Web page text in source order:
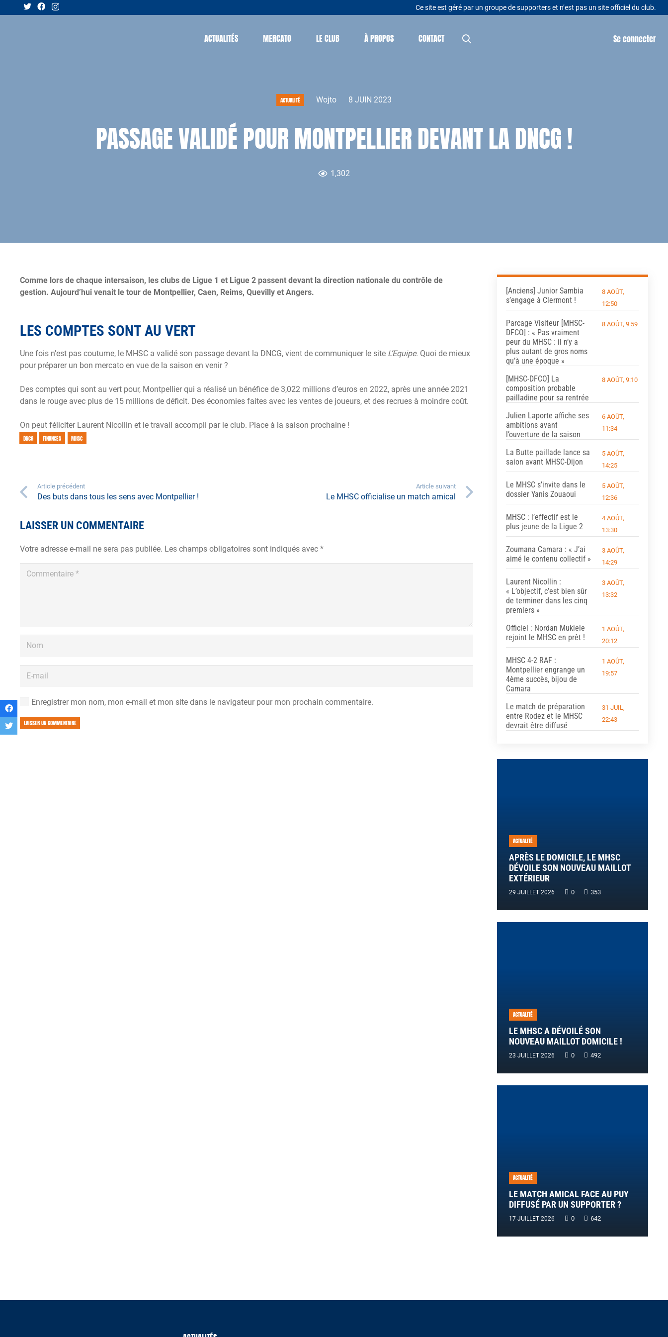
Ce site est géré par un groupe de supporters et n’est pas un site officiel du club.
ACTUALITÉS MERCATO LE CLUB À PROPOS CONTACT Se connecter
ACTUALITÉ Wojto 8 JUIN 2023
PASSAGE VALIDÉ POUR MONTPELLIER DEVANT LA DNCG !
1,302
Comme lors de chaque intersaison, les clubs de Ligue 1 et Ligue 2 passent devant la direction nationale du contrôle de
gestion. Aujourd’hui venait le tour de Montpellier, Caen, Reims, Quevilly et Angers.
LES COMPTES SONT AU VERT
Une fois n’est pas coutume, le MHSC a validé son passage devant la DNCG, vient de communiquer le site L’Equipe. Quoi de mieux
pour préparer un bon mercato en vue de la saison en venir ?
Des comptes qui sont au vert pour, Montpellier qui a réalisé un bénéfice de 3,022 millions d’euros en 2022, après une année 2021
dans le rouge avec plus de 15 millions de déficit. Des économies faites avec les ventes de joueurs, et des recrues à moindre coût.
On peut féliciter Laurent Nicollin et le travail accompli par le club. Place à la saison prochaine !
DNCG FINANCES MHSC
Article précédent
Des buts dans tous les sens avec Montpellier !
Article suivant
Le MHSC officialise un match amical
LAISSER UN COMMENTAIRE
Votre adresse e-mail ne sera pas publiée. Les champs obligatoires sont indiqués avec *
Enregistrer mon nom, mon e-mail et mon site dans le navigateur pour mon prochain commentaire.
LAISSER UN COMMENTAIRE
[Anciens] Junior Sambia
s’engage à Clermont !
8 AOÛT,
12:50
Parcage Visiteur [MHSC-
DFCO] : « Pas vraiment
peur du MHSC : il n’y a
plus autant de gros noms
qu’à une époque »
8 AOÛT, 9:59
[MHSC-DFCO] La
composition probable
pailladine pour sa rentrée
8 AOÛT, 9:10
Julien Laporte affiche ses
ambitions avant
l’ouverture de la saison
6 AOÛT,
11:34
La Butte paillade lance sa
saion avant MHSC-Dijon
5 AOÛT,
14:25
Le MHSC s’invite dans le
dossier Yanis Zouaoui
5 AOÛT,
12:36
MHSC : l’effectif est le
plus jeune de la Ligue 2
4 AOÛT,
13:30
Zoumana Camara : « J’ai
aimé le contenu collectif »
3 AOÛT,
14:29
Laurent Nicollin :
« L’objectif, c’est bien sûr
de terminer dans les cinq
premiers »
3 AOÛT,
13:32
Officiel : Nordan Mukiele
rejoint le MHSC en prêt !
1 AOÛT,
20:12
MHSC 4-2 RAF :
Montpellier engrange un
4ème succès, bijou de
Camara
1 AOÛT,
19:57
Le match de préparation
entre Rodez et le MHSC
devrait être diffusé
31 JUIL,
22:43
ACTUALITÉ
APRÈS LE DOMICILE, LE MHSC
DÉVOILE SON NOUVEAU MAILLOT
EXTÉRIEUR
29 JUILLET 2026 0 353
ACTUALITÉ
LE MHSC A DÉVOILÉ SON
NOUVEAU MAILLOT DOMICILE !
23 JUILLET 2026 0 492
ACTUALITÉ
LE MATCH AMICAL FACE AU PUY
DIFFUSÉ PAR UN SUPPORTER ?
17 JUILLET 2026 0 642